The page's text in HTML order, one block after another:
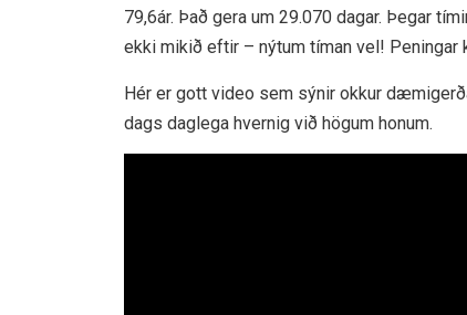
79,6ár. Það gera um 29.070 dagar. Þegar
ekki mikið eftir – nýtum tíman vel! Peningar
Hér er gott video sem sýnir okkur
dags daglega hvernig við högum honum.